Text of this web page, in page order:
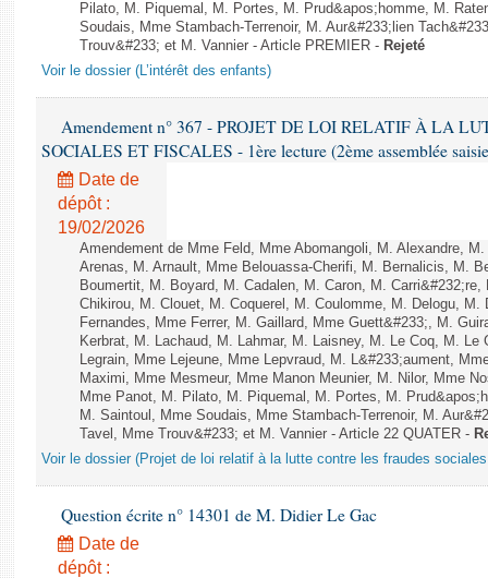
Pilato, M. Piquemal, M. Portes, M. Prud&apos;homme, M.
Soudais, Mme Stambach-Terrenoir, M. Aur&#233;lien
Trouv&#233; et M. Vannier - Article PREMIER - Rejeté
Voir le dossier (L’intérêt des enfants)
Amendement n° 367 - PROJET DE LOI RELATIF À LA
SOCIALES ET FISCALES - 1ère lecture (2ème assemblée
Date de
dépôt :
19/02/2026
Amendement de Mme Feld, Mme Abomangoli, M. Alexandre,
Arenas, M. Arnault, Mme Belouassa-Cherifi, M. Bernalicis, M.
Boumertit, M. Boyard, M. Cadalen, M. Caron, M.
Chikirou, M. Clouet, M. Coquerel, M. Coulomme, M. Delogu, M.
Fernandes, Mme Ferrer, M. Gaillard, Mme Guett&#233;, M.
Kerbrat, M. Lachaud, M. Lahmar, M. Laisney, M. Le Coq, M. Le
Legrain, Mme Lejeune, Mme Lepvraud, M. L&#233;aument,
Maximi, Mme Mesmeur, Mme Manon Meunier, M. Nilor, Mme
Mme Panot, M. Pilato, M. Piquemal, M. Portes, M.
M. Saintoul, Mme Soudais, Mme Stambach-Terrenoir, M.
Tavel, Mme Trouv&#233; et M. Vannier - Article 22 QUATER -
Voir le dossier (Projet de loi relatif à la lutte contre les fraudes
Question écrite n° 14301 de M. Didier Le Gac
Date de
dépôt :